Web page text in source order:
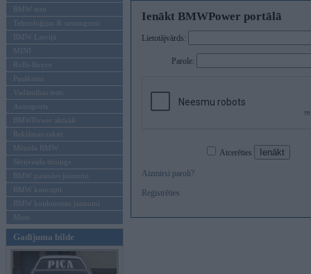
BMW testi
Tehnoloģijas & sasniegumi
BMW Latvijā
MINI
Rolls-Royce
Pasākumi
Vadāmības tests
Autosports
BMWPower aktuāli
Reklāmas raksti
Mēneša BMW
Sērijveida tūnings
BMW pasaules jaunumi
BMW koncepti
BMW konkurentu jaunumi
Moto
Gadījuma bilde
Ienākt BMWPower portālā
Lietotājvārds:
Parole:
Atcerēties
Aizmirsi paroli?
Reģistrēties